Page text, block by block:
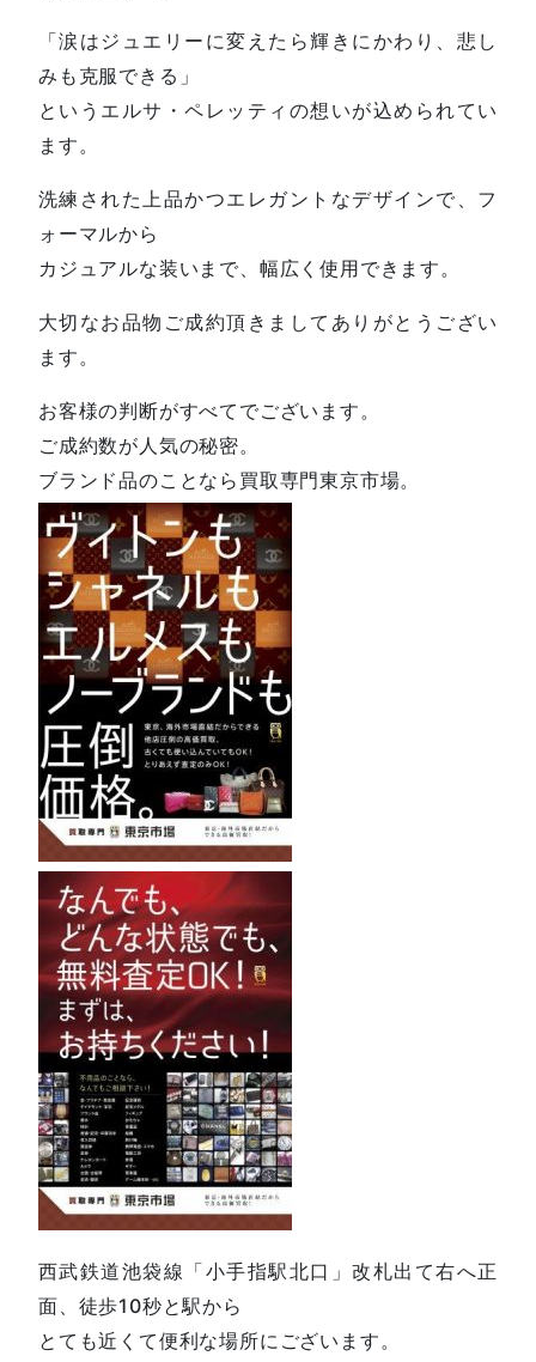
「涙はジュエリーに変えたら輝きにかわり、悲し
みも克服できる」
というエルサ・ペレッティの想いが込められてい
ます。
洗練された上品かつエレガントなデザインで、フ
ォーマルから
カジュアルな装いまで、幅広く使用できます。
大切なお品物ご成約頂きましてありがとうござい
ます。
お客様の判断がすべてでございます。
ご成約数が人気の秘密。
ブランド品のことなら買取専門東京市場。
西武鉄道池袋線「小手指駅北口」改札出て右へ正
面、徒歩10秒と駅から
とても近くて便利な場所にございます。